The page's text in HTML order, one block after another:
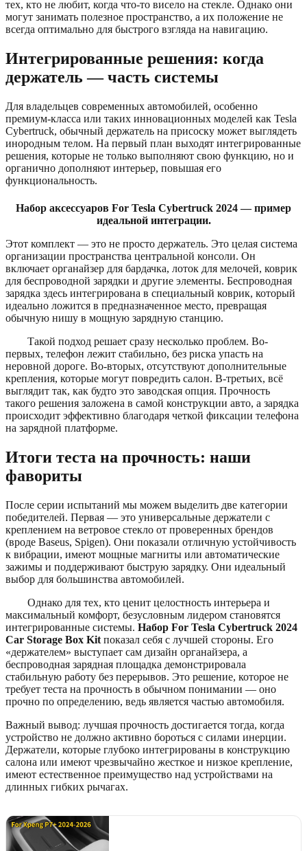
тех, кто не любит, когда что-то висело на стекле. Однако они
могут занимать полезное пространство, а их положение не
всегда оптимально для быстрого взгляда на навигацию.
Интегрированные решения: когда
держатель — часть системы
Для владельцев современных автомобилей, особенно
премиум-класса или таких инновационных моделей как Tesla
Cybertruck, обычный держатель на присоску может выглядеть
инородным телом. На первый план выходят интегрированные
решения, которые не только выполняют свою функцию, но и
органично дополняют интерьер, повышая его
функциональность.
Набор аксессуаров For Tesla Cybertruck 2024 — пример
идеальной интеграции.
Этот комплект — это не просто держатель. Это целая система
организации пространства центральной консоли. Он
включает органайзер для бардачка, лоток для мелочей, коврик
для беспроводной зарядки и другие элементы. Беспроводная
зарядка здесь интегрирована в специальный коврик, который
идеально ложится в предназначенное место, превращая
обычную нишу в мощную зарядную станцию.
Такой подход решает сразу несколько проблем. Во-
первых, телефон лежит стабильно, без риска упасть на
неровной дороге. Во-вторых, отсутствуют дополнительные
крепления, которые могут повредить салон. В-третьих, всё
выглядит так, как будто это заводская опция. Прочность
такого решения заложена в самой конструкции авто, а зарядка
происходит эффективно благодаря четкой фиксации телефона
на зарядной платформе.
Итоги теста на прочность: наши
фавориты
После серии испытаний мы можем выделить две категории
победителей. Первая — это универсальные держатели с
креплением на ветровое стекло от проверенных брендов
(вроде Baseus, Spigen). Они показали отличную устойчивость
к вибрации, имеют мощные магниты или автоматические
зажимы и поддерживают быструю зарядку. Они идеальный
выбор для большинства автомобилей.
Однако для тех, кто ценит целостность интерьера и
максимальный комфорт, безусловным лидером становятся
интегрированные системы. Набор For Tesla Cybertruck 2024
Car Storage Box Kit показал себя с лучшей стороны. Его
«держателем» выступает сам дизайн органайзера, а
беспроводная зарядная площадка демонстрировала
стабильную работу без перерывов. Это решение, которое не
требует теста на прочность в обычном понимании — оно
прочно по определению, ведь является частью автомобиля.
Важный вывод: лучшая прочность достигается тогда, когда
устройство не должно активно бороться с силами инерции.
Держатели, которые глубоко интегрированы в конструкцию
салона или имеют чрезвычайно жесткое и низкое крепление,
имеют естественное преимущество над устройствами на
длинных гибких рычагах.